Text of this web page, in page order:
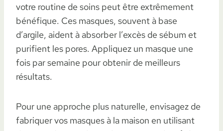
votre routine de soins peut être extrêmement
bénéfique. Ces masques, souvent à base
d’argile, aident à absorber l’excès de sébum et
purifient les pores. Appliquez un masque une
fois par semaine pour obtenir de meilleurs
résultats.
Pour une approche plus naturelle, envisagez de
fabriquer vos masques à la maison en utilisant